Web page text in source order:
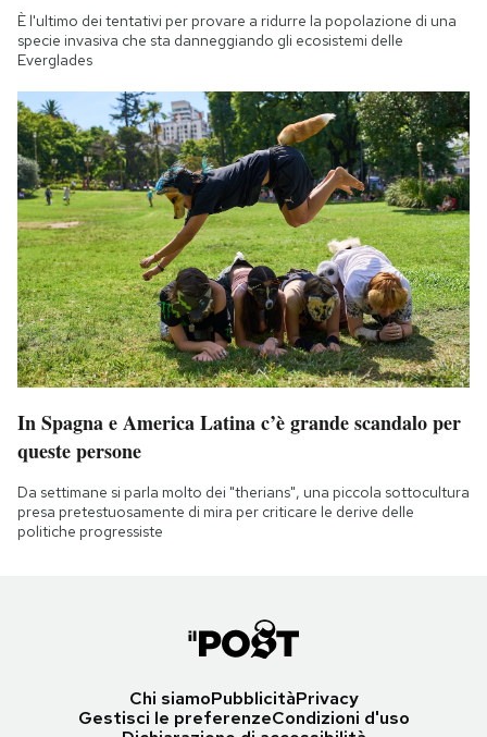
È l'ultimo dei tentativi per provare a ridurre la popolazione di una
specie invasiva che sta danneggiando gli ecosistemi delle
Everglades
In Spagna e America Latina c’è grande scandalo per
queste persone
Da settimane si parla molto dei "therians", una piccola sottocultura
presa pretestuosamente di mira per criticare le derive delle
politiche progressiste
Chi siamoPubblicitàPrivacy
Gestisci le preferenzeCondizioni d'uso